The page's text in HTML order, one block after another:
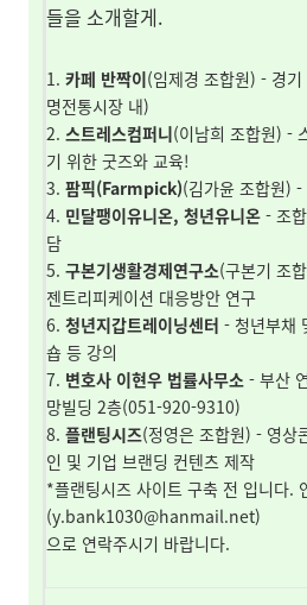
들을 소개할게.
1. 카페 반짝이(임제경 조합원) - 경
명전통시장 내)
2. 스트레스컴퍼니(이남희 조합원) -
기 위한 굿즈와 교육!
3. 팜픽(Farmpick)(김가윤 조합원) -
4. 민달팽이유니온, 청년유니온 - 조
담
5. 구본기생활경제연구소(구본기 조
젠트리피케이션 대응방안 연구
6. 청년지갑트레이닝센터 - 청년부채
숍 등 강의
7. 변호사 이현우 법률사무소 - 부산
망빌딩 2층(051-920-9310)
8. 플랜팅시즈(정영은 조합원) - 영상
인 및 기업 브랜딩 컨텐츠 제작
*플랜팅시즈 사이트 구축 전 입니다.
(y.bank1030@hanmail.net)
으로 연락주시기 바랍니다.